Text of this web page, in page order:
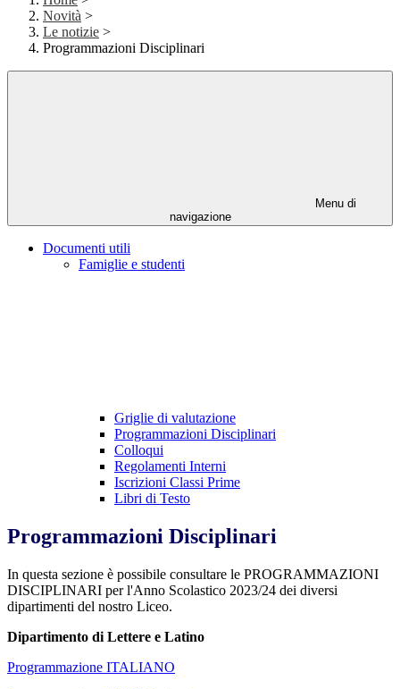
Novità >
Le notizie >
Programmazioni Disciplinari
Menu di
navigazione
Documenti utili
Famiglie e studenti
Griglie di valutazione
Programmazioni Disciplinari
Colloqui
Regolamenti Interni
Iscrizioni Classi Prime
Libri di Testo
Programmazioni Disciplinari
In questa sezione è possibile consultare le PROGRAMMAZIONI
DISCIPLINARI per l'Anno Scolastico 2023/24 dei diversi
dipartimenti del nostro Liceo.
Dipartimento di Lettere e Latino
Programmazione ITALIANO